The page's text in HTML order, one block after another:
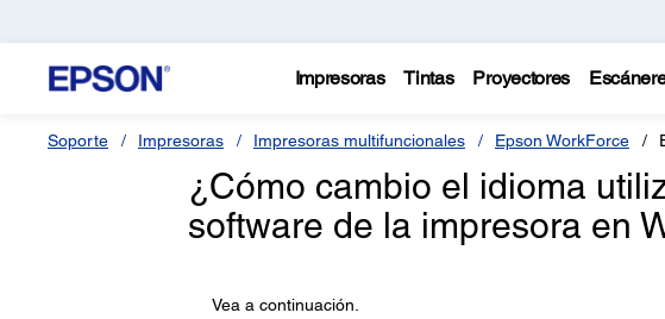
Impresoras Tintas Proyectores
Soporte Impresoras Impresoras multifuncionales Epson WorkForce
¿Cómo cambio el idioma
software de la impresora en
Vea a continuación.